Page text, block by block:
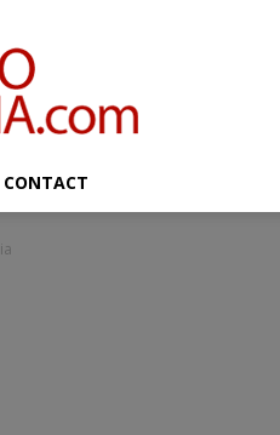
Salute,
benessere
e
bellezza
SpazioDonna.com
CONTACT